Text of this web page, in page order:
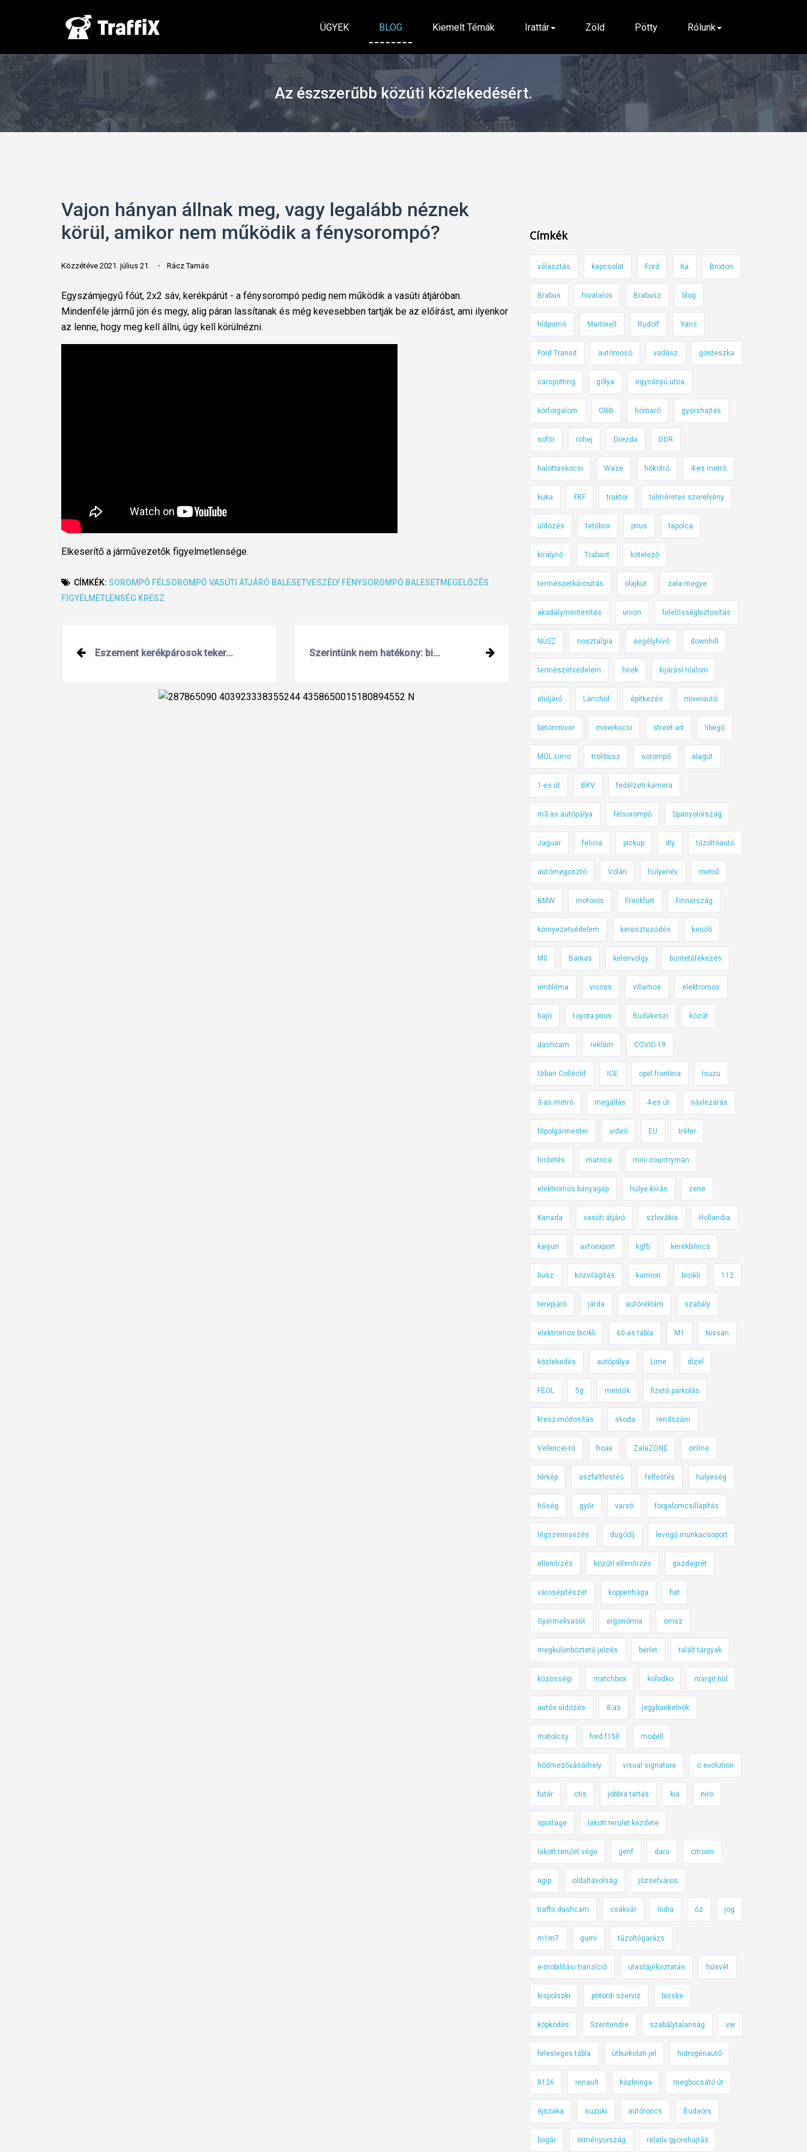
ÜGYEK BLOG Kiemelt Témák Irattár Zöld Pötty Rólunk
Az észszerűbb közúti közlekedésért.
Vajon hányan állnak meg, vagy legalább néznek
körül, amikor nem működik a fénysorompó?
Közzétéve 2021. július 21. Rácz Tamás
Egyszámjegyű főút, 2x2 sáv, kerékpárút - a fénysorompó pedig nem működik a vasúti átjáróban.
Mindenféle jármű jön és megy, alig páran lassítanak és még kevesebben tartják be az előírást, ami ilyenkor
az lenne, hogy meg kell állni, úgy kell körülnézni.
Elkeserítő a járművezetők figyelmetlensége.
CÍMKÉK: SOROMPÓ FÉLSOROMPÓ VASÚTI ÁTJÁRÓ BALESETVESZÉLY FÉNYSOROMPÓ BALESETMEGELŐZÉS
FIGYELMETLENSÉG KRESZ
Post
navigation
Eszement kerékpárosok teker... Szerintünk nem hatékony: bi...
Címkék
választás kapcsolat Ford Ka Brixton
Brabus hivatalos Brabusz blog
hídpornó Martorell Rudolf Yaris
Ford Transit autómosó vadász gördeszka
carspotting gólya egyirányú utca
körforgalom OBB hómaró gyorshajtás
sofőr röhej Drezda DDR
halottaskocsi Waze hókotró 4-es metró
kuka FKF traktor túlméretes szerelvény
üldözés tetőbox prius tapolca
királynő Trabant kötelező
természetkárosítás olajkút zala megye
akadálymentesítés union felelősségbiztosítás
NÚSZ nosztalgia segélyhívó downhill
természetvédelem hírek kijárási tilalom
aluljáró Lánchíd építkezés mixerautó
betonmixer mixerkocsi street art libegő
MOL Limo trolibusz sorompó alagút
1-es út BKV fedélzeti kamera
m3-as autópálya félsorompó Spanyolország
Jaguar felicia pickup diy tűzoltóautó
autómegosztó Volán hülyenév metró
BMW motoros Frankfurt Finnország
környezetvédelem kereszteződés kerülő
M0 Barkas kelenvölgy büntetőfékezés
embléma vicces villamos elektromos
hajó toyota prius Budakeszi közút
dashcam reklám COVID-19
Urban Collëctif ICE opel frontera Isuzu
3-as metró megállás 4-es út sávlezárás
főpolgármester videó EU tréler
hirdetés matrica mini countryman
elektromos bányagép hülye kiírás zene
Kanada vasúti átjáró szlovákia Hollandia
kaiyun avtoexport kgfb kerékbilincs
busz közvilágítás kamion bicikli 112
terepjáró járda autóreklám szabály
elektromos bicikli 60-as tábla M1 Nissan
közlekedés autópálya Lime dízel
FEOL 5g mentők fizető parkolás
kresz-módosítás skoda rendszám
Velencei-tó hoax ZalaZONE online
térkép aszfaltfestés felfestés hülyeség
hőség győr varsó forgalomcsillapítás
légszennyezés dugódíj levegő munkacsoport
ellenőrzés közúti ellenőrzés gazdagrét
városépítészet koppenhága fiat
Gyermekvasút ergonómia omsz
megkülönböztető jelzés bérlet talált tárgyak
közösségi matchbox kolodko margit híd
autós üldözés 8-as jegybankelnök
matolcsy ford f150 modell
hódmezővásárhely visual signature c evolution
futár ctis jobbra tartás kia niro
sportage lakott terület kezdete
lakott terület vége genf daru citroen
agip oldaltávolság józsefváros
traffix dashcam csákvár India őz jog
m1m7 gumi tűzoltógarázs
e-mobilitási tranzíció utastájékoztatás húsvét
kispolszki pötördi szerviz bicske
köpködés Szentendre szabálytalanság vw
felesleges tábla útburkolati jel hidrogénautó
8126 renault közbringa megbocsátó út
éjszaka suzuki autóroncs Budaörs
bogár örményország relatív gyorshajtás